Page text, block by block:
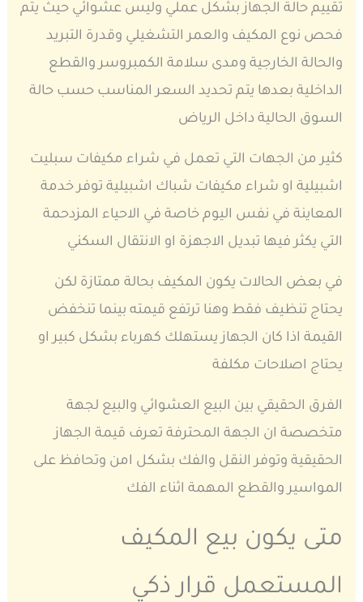
تقييم حالة الجهاز بشكل عملي وليس عشوائي حيث يتم
فحص نوع المكيف والعمر التشغيلي وقدرة التبريد
والحالة الخارجية ومدى سلامة الكمبروسر والقطع
الداخلية بعدها يتم تحديد السعر المناسب حسب حالة
السوق الحالية داخل الرياض
كثير من الجهات التي تعمل في شراء مكيفات سبليت
اشبيلية او شراء مكيفات شباك اشبيلية توفر خدمة
المعاينة في نفس اليوم خاصة في الاحياء المزدحمة
التي يكثر فيها تبديل الاجهزة او الانتقال السكني
في بعض الحالات يكون المكيف بحالة ممتازة لكن
يحتاج تنظيف فقط وهنا ترتفع قيمته بينما تنخفض
القيمة اذا كان الجهاز يستهلك كهرباء بشكل كبير او
يحتاج اصلاحات مكلفة
الفرق الحقيقي بين البيع العشوائي والبيع لجهة
متخصصة ان الجهة المحترفة تعرف قيمة الجهاز
الحقيقية وتوفر النقل والفك بشكل امن وتحافظ على
المواسير والقطع المهمة اثناء الفك
متى يكون بيع المكيف
المستعمل قرار ذكي